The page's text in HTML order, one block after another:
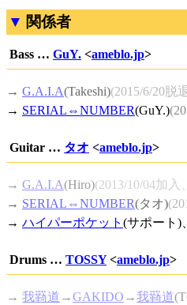
関係者
Bass … GuY. <ameblo.jp>
→ G.A.I.A(Takeshi)(2015/6/20脱
→ SERIAL⇔NUMBER(GuY.)
Guitar … タオ <ameblo.jp>
→ G.A.I.A(Hiro)(2013/10/04加入
→ SERIAL⇔NUMBER(タオ)
→ ハイパーポケット (サポート)
Drums … TOSSY<ameblo.jp>
→ 我羇道 →GAKIDO →我羇道